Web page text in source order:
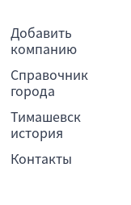
Добавить
компанию
Справочник
города
Тимашевск
история
Контакты